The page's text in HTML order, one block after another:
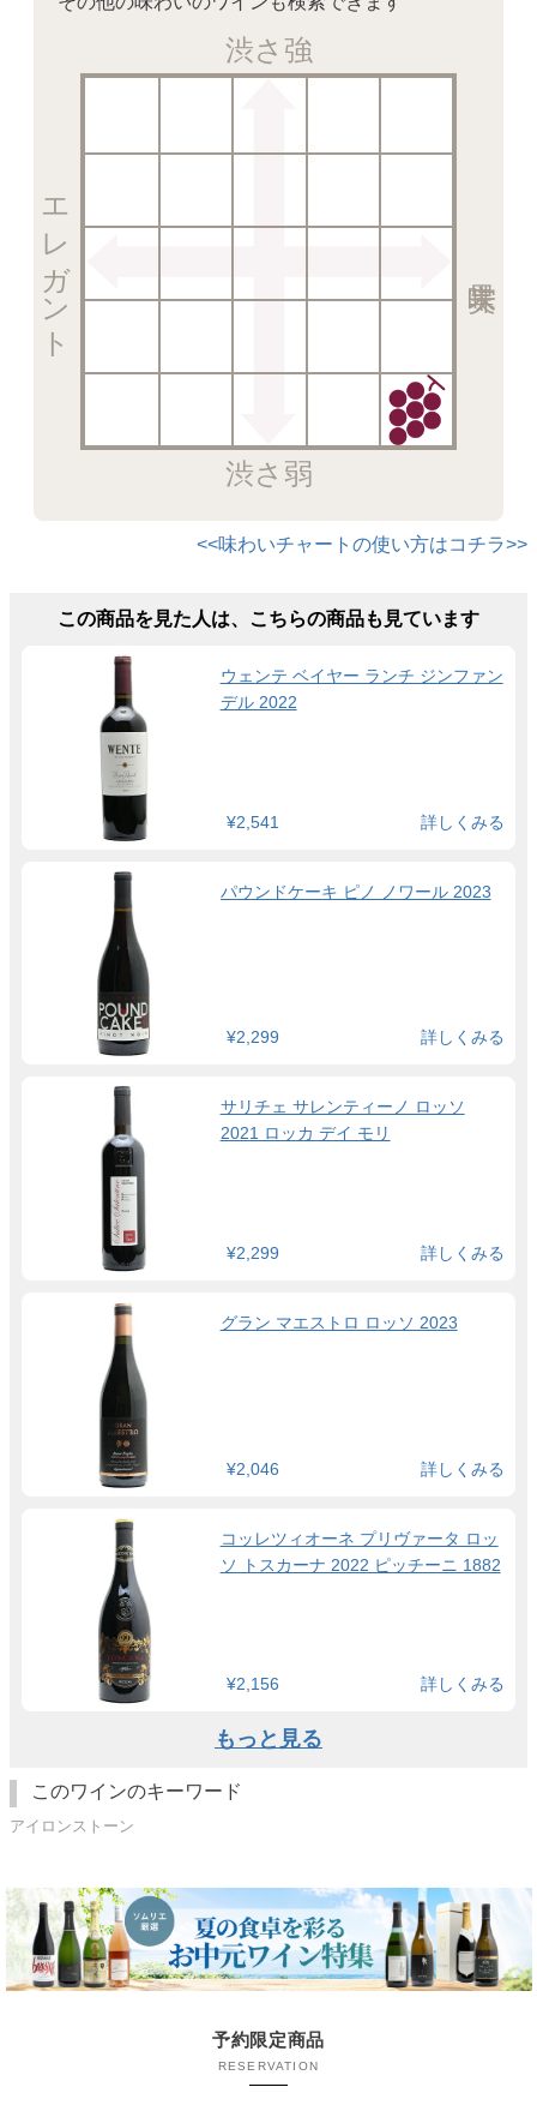
渋さ強
渋さ弱
エレガント
<<味わいチャートの使い方はコチラ>>
この商品を見た人は、こちらの商品も見ています
ウェンテ ベイヤー ランチ ジンファン
デル 2022
¥2,541 詳しくみる
パウンドケーキ ピノ ノワール 2023
¥2,299 詳しくみる
サリチェ サレンティーノ ロッソ
2021 ロッカ デイ モリ
¥2,299 詳しくみる
グラン マエストロ ロッソ 2023
¥2,046 詳しくみる
コッレツィオーネ プリヴァータ ロッ
ソ トスカーナ 2022 ピッチーニ 1882
¥2,156 詳しくみる
もっと見る
このワインのキーワード
アイロンストーン
予約限定商品
RESERVATION